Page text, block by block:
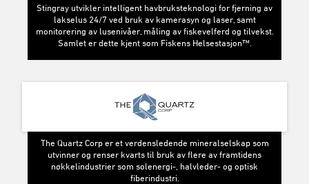
Stingray utvikler intelligent havbruksteknologi for fjerning av
lakselus 24/7 ved bruk av kamerasyn og laser, samt
monitorering av lusenivåer, måling av fiskevelferd og tilvekst.
Samlet er dette kjent som Fiskens Helsestasjon™.
The Quartz Corp er et verdensledende mineralselskap som
utvinner og renser kvarts til bruk av flere av framtidens
nøkkelindustrier som solenergi-, halvleder- og optisk
fiberindustri.